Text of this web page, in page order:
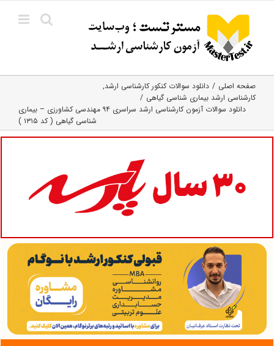
content
صفحه اصلی
دانلود سوالات کنکور کارشناسی ارشد
کارشناسی ارشد بیماری‌ شناسی گیاهی
دانلود سوالات آزمون کارشناسی ارشد سراسری ۹۴ مهندسی کشاورزی – بیماری
شناسی گیاهی ( کد ۱۳۱۵ )